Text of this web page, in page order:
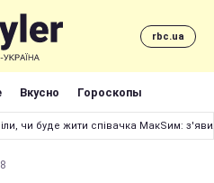
rbc.ua
Вкусно Гороскопы
чи буде жити співачка МакSим: